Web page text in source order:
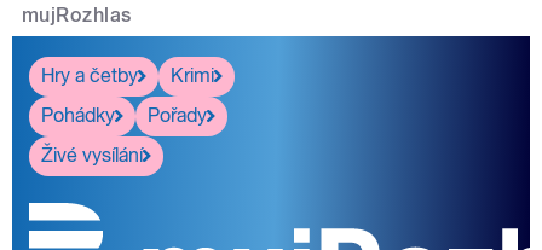
mujRozhlas
Hry a četby
Krimi
Pohádky
Pořady
Živé vysílání